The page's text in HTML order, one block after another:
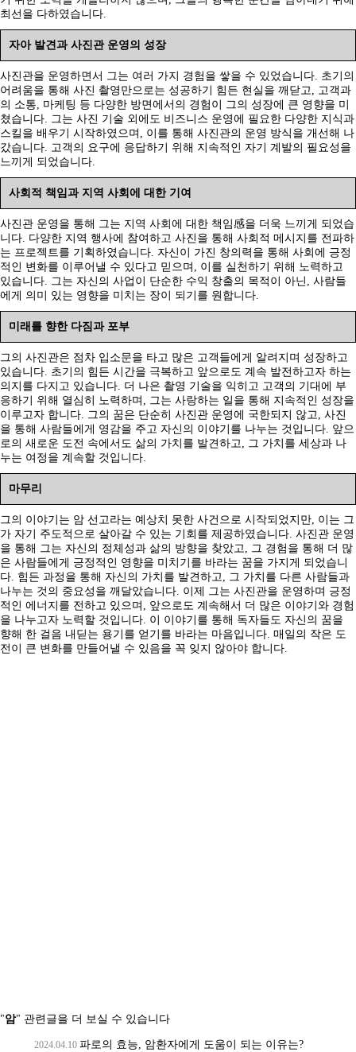
최선을 다하였습니다.
자아 발견과 사진관 운영의 성장
사진관을 운영하면서 그는 여러 가지 경험을 쌓을 수 있었습니다. 초기의
어려움을 통해 사진 촬영만으로는 성공하기 힘든 현실을 깨닫고, 고객과
의 소통, 마케팅 등 다양한 방면에서의 경험이 그의 성장에 큰 영향을 미
쳤습니다. 그는 사진 기술 외에도 비즈니스 운영에 필요한 다양한 지식과
스킬을 배우기 시작하였으며, 이를 통해 사진관의 운영 방식을 개선해 나
갔습니다. 고객의 요구에 응답하기 위해 지속적인 자기 계발의 필요성을
느끼게 되었습니다.
사회적 책임과 지역 사회에 대한 기여
사진관 운영을 통해 그는 지역 사회에 대한 책임感을 더욱 느끼게 되었습
니다. 다양한 지역 행사에 참여하고 사진을 통해 사회적 메시지를 전파하
는 프로젝트를 기획하였습니다. 자신이 가진 창의력을 통해 사회에 긍정
적인 변화를 이루어낼 수 있다고 믿으며, 이를 실천하기 위해 노력하고
있습니다. 그는 자신의 사업이 단순한 수익 창출의 목적이 아닌, 사람들
에게 의미 있는 영향을 미치는 장이 되기를 원합니다.
미래를 향한 다짐과 포부
그의 사진관은 점차 입소문을 타고 많은 고객들에게 알려지며 성장하고
있습니다. 초기의 힘든 시간을 극복하고 앞으로도 계속 발전하고자 하는
의지를 다지고 있습니다. 더 나은 촬영 기술을 익히고 고객의 기대에 부
응하기 위해 열심히 노력하며, 그는 사랑하는 일을 통해 지속적인 성장을
이루고자 합니다. 그의 꿈은 단순히 사진관 운영에 국한되지 않고, 사진
을 통해 사람들에게 영감을 주고 자신의 이야기를 나누는 것입니다. 앞으
로의 새로운 도전 속에서도 삶의 가치를 발견하고, 그 가치를 세상과 나
누는 여정을 계속할 것입니다.
마무리
그의 이야기는 암 선고라는 예상치 못한 사건으로 시작되었지만, 이는 그
가 자기 주도적으로 살아갈 수 있는 기회를 제공하였습니다. 사진관 운영
을 통해 그는 자신의 정체성과 삶의 방향을 찾았고, 그 경험을 통해 더 많
은 사람들에게 긍정적인 영향을 미치기를 바라는 꿈을 가지게 되었습니
다. 힘든 과정을 통해 자신의 가치를 발견하고, 그 가치를 다른 사람들과
나누는 것의 중요성을 깨달았습니다. 이제 그는 사진관을 운영하며 긍정
적인 에너지를 전하고 있으며, 앞으로도 계속해서 더 많은 이야기와 경험
을 나누고자 노력할 것입니다. 이 이야기를 통해 독자들도 자신의 꿈을
향해 한 걸음 내딛는 용기를 얻기를 바라는 마음입니다. 매일의 작은 도
전이 큰 변화를 만들어낼 수 있음을 꼭 잊지 않아야 합니다.
"암" 관련글을 더 보실 수 있습니다
2024.04.10 파로의 효능, 암환자에게 도움이 되는 이유는?